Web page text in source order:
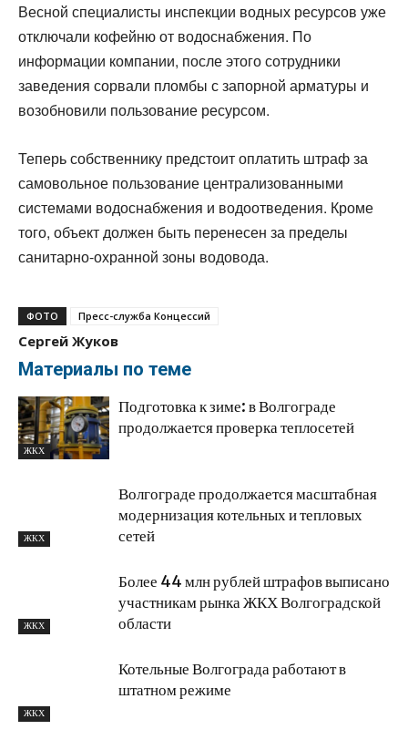
Весной специалисты инспекции водных ресурсов уже
отключали кофейню от водоснабжения. По
информации компании, после этого сотрудники
заведения сорвали пломбы с запорной арматуры и
возобновили пользование ресурсом.
Теперь собственнику предстоит оплатить штраф за
самовольное пользование централизованными
системами водоснабжения и водоотведения. Кроме
того, объект должен быть перенесен за пределы
санитарно-охранной зоны водовода.
ФОТО Пресс-служба Концессий
Сергей Жуков
Материалы по теме
ЖКХ
Подготовка к зиме: в Волгограде
продолжается проверка теплосетей
ЖКХ
Волгограде продолжается масштабная
модернизация котельных и тепловых
сетей
ЖКХ
Более 44 млн рублей штрафов выписано
участникам рынка ЖКХ Волгоградской
области
ЖКХ
Котельные Волгограда работают в
штатном режиме